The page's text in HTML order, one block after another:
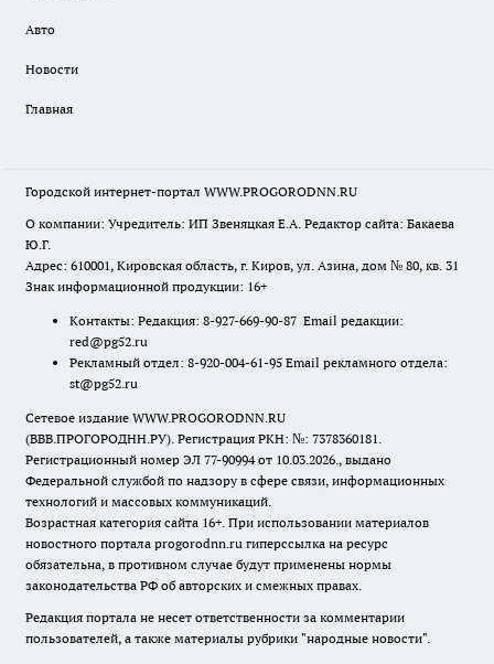
Авто
Новости
Главная
Городской интернет-портал WWW.PROGORODNN.RU
О компании: Учредитель: ИП Звеняцкая Е.А. Редактор сайта: Бакаева
Ю.Г.
Адрес: 610001, Кировская область, г. Киров, ул. Азина, дом № 80, кв. 31
Знак информационной продукции: 16+
Контакты: Редакция: 8-927-669-90-87 Email редакции:
red@pg52.ru
Рекламный отдел: 8-920-004-61-95 Email рекламного отдела:
st@pg52.ru
Сетевое издание WWW.PROGORODNN.RU
(ВВВ.ПРОГОРОДНН.РУ). Регистрация РКН: №: 7378360181.
Регистрационный номер ЭЛ 77-90994 от 10.03.2026., выдано
Федеральной службой по надзору в сфере связи, информационных
технологий и массовых коммуникаций.
Возрастная категория сайта 16+. При использовании материалов
новостного портала progorodnn.ru гиперссылка на ресурс
обязательна, в противном случае будут применены нормы
законодательства РФ об авторских и смежных правах.
Редакция портала не несет ответственности за комментарии
пользователей, а также материалы рубрики "народные новости".